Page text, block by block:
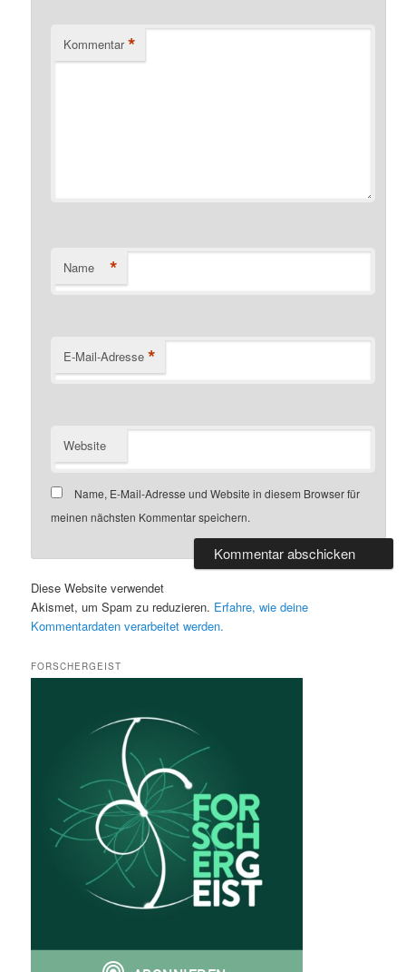
Kommentar *
Name *
E-Mail-Adresse *
Website
Name, E-Mail-Adresse und Website in diesem Browser für
meinen nächsten Kommentar speichern.
Diese Website verwendet
Akismet, um Spam zu reduzieren. Erfahre, wie deine
Kommentardaten verarbeitet werden.
FORSCHERGEIST